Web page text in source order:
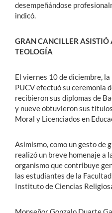
desempeñándose
indicó.
GRAN CANCILLER ASISTIÓ
TEOLOGÍA
El viernes 10 de diciembre,
PUCV efectuó su ceremonia
recibieron sus diplomas de
y nueve obtuvieron sus
Moral y Licenciados en
Asimismo, como un gesto de
realizó un breve homenaje a
organismo que contribuye
las estudiantes de la
Instituto de Ciencias